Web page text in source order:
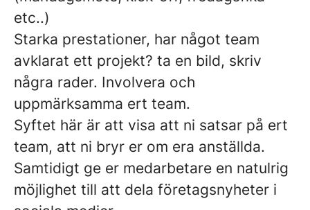
etc..)
Starka prestationer, har något team
avklarat ett projekt? ta en bild, skriv
några rader. Involvera och
uppmärksamma ert team.
Syftet här är att visa att ni satsar på ert
team, att ni bryr er om era anställda.
Samtidigt ge er medarbetare en natulrig
möjlighet till att dela företagsnyheter i